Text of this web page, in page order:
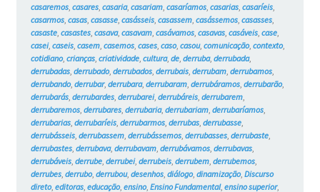
casaremos, casares, casaria, casariam, casaríamos, casarias, casaríeis,
casarmos, casas, casasse, casásseis, casassem, casássemos, casasses,
casaste, casastes, casava, casavam, casávamos, casavas, casáveis, case,
casei, caseis, casem, casemos, cases, caso, casou, comunicação, contexto,
cotidiano, crianças, criatividade, cultura, de, derruba, derrubada,
derrubadas, derrubado, derrubados, derrubais, derrubam, derrubamos,
derrubando, derrubar, derrubara, derrubaram, derrubáramos, derrubarão,
derrubarás, derrubardes, derrubarei, derrubáreis, derrubarem,
derrubaremos, derrubares, derrubaria, derrubariam, derrubaríamos,
derrubarias, derrubaríeis, derrubarmos, derrubas, derrubasse,
derrubásseis, derrubassem, derrubássemos, derrubasses, derrubaste,
derrubastes, derrubava, derrubavam, derrubávamos, derrubavas,
derrubáveis, derrube, derrubei, derrubeis, derrubem, derrubemos,
derrubes, derrubo, derrubou, desenhos, diálogo, dinamização, Discurso
direto, editoras, educação, ensino, Ensino Fundamental, ensino superior,